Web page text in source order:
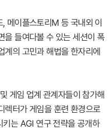
메이플스토리M 등 국내외 이
을 들여다볼 수 있는 세션이 폭
계의 고민과 해법을 한자리에
게임 업계 관계자들이 참가해
렉터가 게임을 훈련 환경으로
는 AGI 연구 전략을 공개하